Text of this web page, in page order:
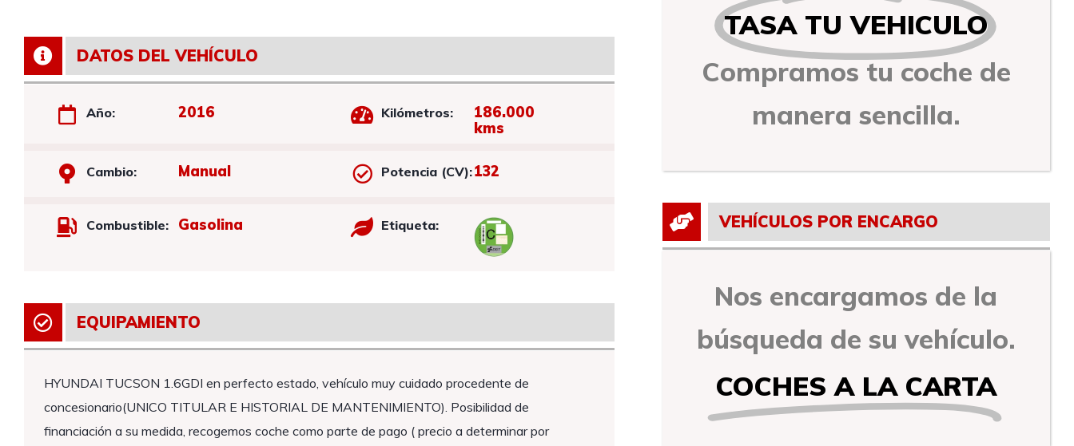
DATOS DEL VEHÍCULO
Año: 2016 Kilómetros:
186.000
kms
Cambio: Manual Potencia (CV):132
Combustible: Gasolina Etiqueta:
EQUIPAMIENTO
HYUNDAI TUCSON 1.6GDI en perfecto estado, vehículo muy cuidado procedente de
concesionario(UNICO TITULAR E HISTORIAL DE MANTENIMIENTO). Posibilidad de
financiación a su medida, recogemos coche como parte de pago ( precio a determinar por
TASA TU VEHICULO
Compramos tu coche de
manera sencilla.
VEHÍCULOS POR ENCARGO
Nos encargamos de la
búsqueda de su vehículo.
COCHES A LA CARTA